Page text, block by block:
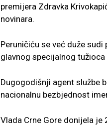
premijera Zdravka
novinara.
Peruničiću se već duže
glavnog specijalnog
Dugogodišnji agent službe
nacionalnu bezbjednost
Vlada Crne Gore donijela